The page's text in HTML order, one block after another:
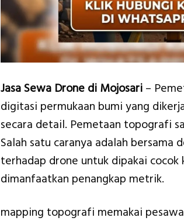
Jasa Sewa Drone di Mojosari –
digitasi permukaan bumi yang
secara detail. Pemetaan topografi
Salah satu caranya adalah
terhadap drone untuk dipakai cocok
dimanfaatkan penangkap metrik.
mapping topografi memakai